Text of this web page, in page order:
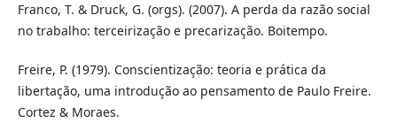
Franco, T. & Druck, G. (orgs). (2007). A perda da razão social
no trabalho: terceirização e precarização. Boitempo.
Freire, P. (1979). Conscientização: teoria e prática da
libertação, uma introdução ao pensamento de Paulo Freire.
Cortez & Moraes.